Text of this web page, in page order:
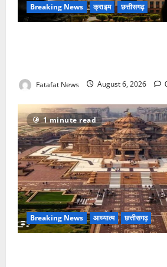
Breaking News क्राइम छत्तीसगढ़
Fatafat News August 6, 2026
1 minute read
Breaking News आध्यात्म छत्तीसगढ़